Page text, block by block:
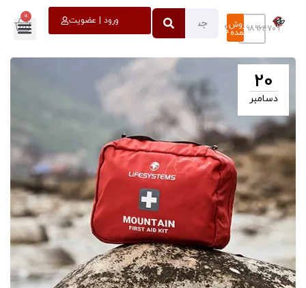
۰۹۳۹۸۹۶۴۷۰۹
فروش
عمده
ورود | عضویت 0
20
دسامبر